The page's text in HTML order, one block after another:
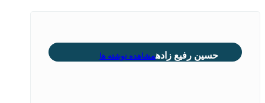
حسین رفیع زادهمشاهده نوشته ها